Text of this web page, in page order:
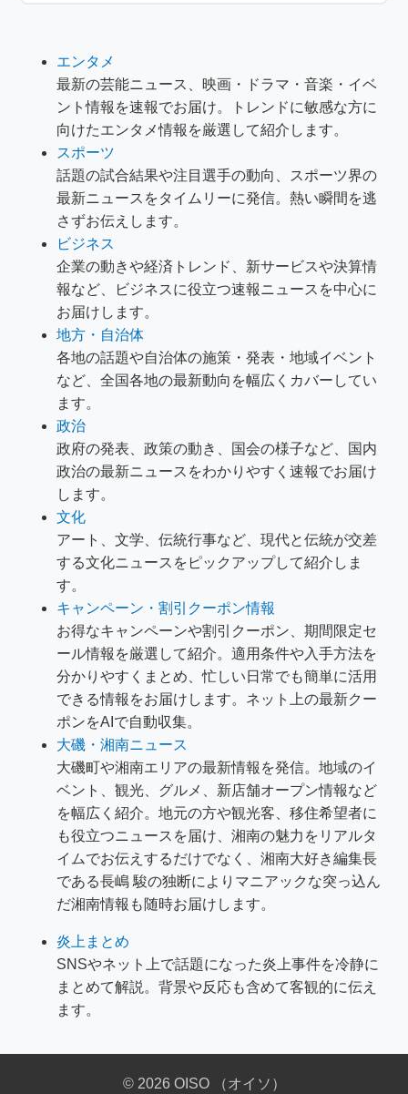
エンタメ
最新の芸能ニュース、映画・ドラマ・音楽・イベ
ント情報を速報でお届け。トレンドに敏感な方に
向けたエンタメ情報を厳選して紹介します。
スポーツ
話題の試合結果や注目選手の動向、スポーツ界の
最新ニュースをタイムリーに発信。熱い瞬間を逃
さずお伝えします。
ビジネス
企業の動きや経済トレンド、新サービスや決算情
報など、ビジネスに役立つ速報ニュースを中心に
お届けします。
地方・自治体
各地の話題や自治体の施策・発表・地域イベント
など、全国各地の最新動向を幅広くカバーしてい
ます。
政治
政府の発表、政策の動き、国会の様子など、国内
政治の最新ニュースをわかりやすく速報でお届け
します。
文化
アート、文学、伝統行事など、現代と伝統が交差
する文化ニュースをピックアップして紹介しま
す。
キャンペーン・割引クーポン情報
お得なキャンペーンや割引クーポン、期間限定セ
ール情報を厳選して紹介。適用条件や入手方法を
分かりやすくまとめ、忙しい日常でも簡単に活用
できる情報をお届けします。ネット上の最新クー
ポンをAIで自動収集。
大磯・湘南ニュース
大磯町や湘南エリアの最新情報を発信。地域のイ
ベント、観光、グルメ、新店舗オープン情報など
を幅広く紹介。地元の方や観光客、移住希望者に
も役立つニュースを届け、湘南の魅力をリアルタ
イムでお伝えするだけでなく、湘南大好き編集長
である長嶋 駿の独断によりマニアックな突っ込ん
だ湘南情報も随時お届けします。
炎上まとめ
SNSやネット上で話題になった炎上事件を冷静に
まとめて解説。背景や反応も含めて客観的に伝え
ます。
© 2026 OISO （オイソ）